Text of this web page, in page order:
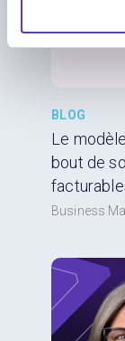
BLOG
Le
bout de
Business